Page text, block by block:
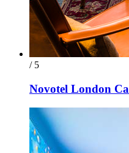
/ 5
Novotel London